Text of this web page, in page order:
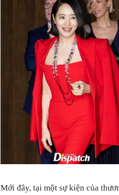
Mới đây, tại một sự kiện của